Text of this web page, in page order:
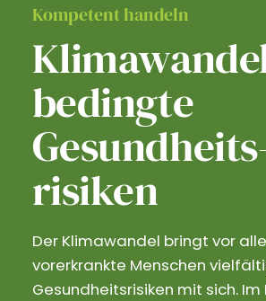
Kompetent handeln
bedingte
risiken
Der Klimawandel bringt vor
vorerkrankte Menschen
Gesundheitsrisiken mit sich. Im